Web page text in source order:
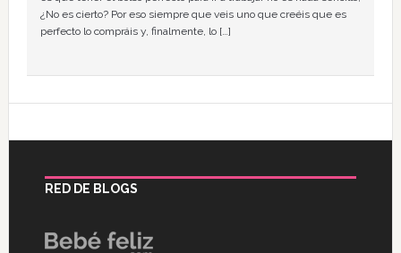
¿No es cierto? Por eso siempre que veis uno que creéis que es
perfecto lo compráis y, finalmente, lo […]
RED DE BLOGS